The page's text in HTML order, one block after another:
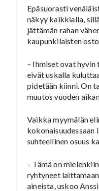
Epäsuorasti
näkyy kaikkialla,
jättämän rahan
kaupunkilaisten
– Ihmiset ovat hyvin
eivät uskalla
pidetään kiinni. On
muutos vuoden
Vaikka myymälän
kokonaisuudessaan
suhteellinen osuus
– Tämä on
ryhtyneet
aineista, uskoo